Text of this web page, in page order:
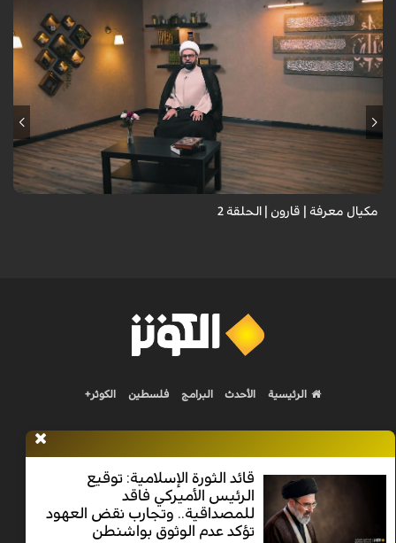
مكيال معرفة | قارون | الحلقة 2
قائد الثورة الإسلامية: توقيع
الرئيس الأميركي فاقد
للمصداقية.. وتجارب نقض العهود
تؤكد عدم الوثوق بواشنطن
الرئيسية الأحدث البرامج فلسطين الكوثر+
Nilesat 11900 V | Badr 8 11747 V | Badr5 12284 V